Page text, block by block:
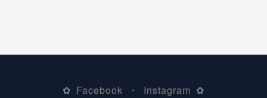
✿ Facebook ・ Instagram ✿